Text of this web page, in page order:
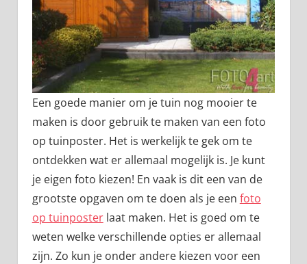
Een goede manier om je tuin nog mooier te
maken is door gebruik te maken van een foto
op tuinposter. Het is werkelijk te gek om te
ontdekken wat er allemaal mogelijk is. Je kunt
je eigen foto kiezen! En vaak is dit een van de
grootste opgaven om te doen als je een foto
op tuinposterlaat maken. Het is goed om te
weten welke verschillende opties er allemaal
zijn. Zo kun je onder andere kiezen voor een